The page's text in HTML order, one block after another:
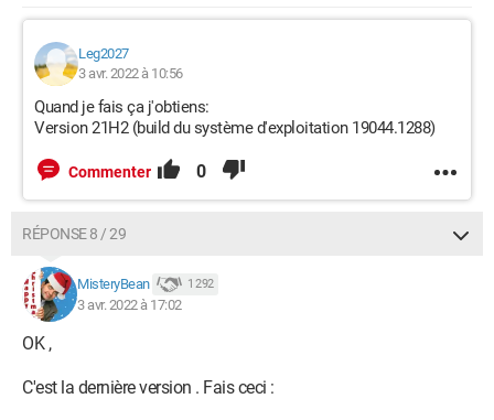
Leg2027
3 avr. 2022 à 10:56
Quand je fais ça j'obtiens:
Version 21H2 (build du système d'exploitation 19044.1288)
Commenter 0
RÉPONSE 8 / 29
MisteryBean 1 292
3 avr. 2022 à 17:02
OK ,
C'est la dernière version . Fais ceci :